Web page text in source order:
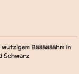
Bäääääähm in
Schwarz